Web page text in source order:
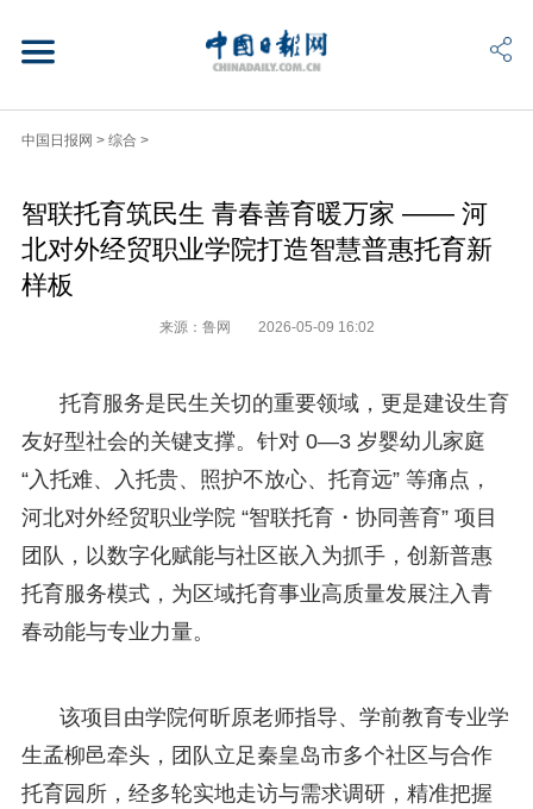
中国日报网 > 综合 >
智联托育筑民生 青春善育暖万家 —— 河
北对外经贸职业学院打造智慧普惠托育新
样板
来源：鲁网 2026-05-09 16:02
托育服务是民生关切的重要领域，更是建设生育
友好型社会的关键支撑。针对 0—3 岁婴幼儿家庭
“入托难、入托贵、照护不放心、托育远” 等痛点，
河北对外经贸职业学院 “智联托育・协同善育” 项目
团队，以数字化赋能与社区嵌入为抓手，创新普惠
托育服务模式，为区域托育事业高质量发展注入青
春动能与专业力量。
该项目由学院何昕原老师指导、学前教育专业学
生孟柳邑牵头，团队立足秦皇岛市多个社区与合作
托育园所，经多轮实地走访与需求调研，精准把握